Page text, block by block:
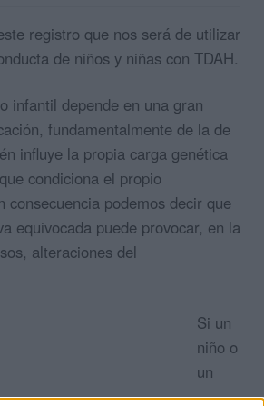
registro que nos será de utilizar
de niños y niñas con TDAH.
infantil depende en una gran
fundamentalmente de la de
influye la propia carga genética
condiciona el propio
consecuencia podemos decir que
equivocada puede provocar, en la
alteraciones del
Si un
niño o
un